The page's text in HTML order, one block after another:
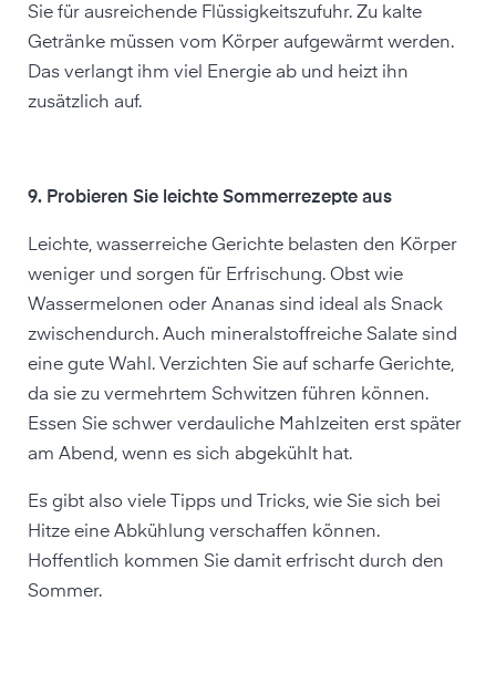
Sie für ausreichende Flüssigkeitszufuhr. Zu kalte
Getränke müssen vom Körper aufgewärmt werden.
Das verlangt ihm viel Energie ab und heizt ihn
zusätzlich auf.
9. Probieren Sie leichte Sommerrezepte aus
Leichte, wasserreiche Gerichte belasten den Körper
weniger und sorgen für Erfrischung. Obst wie
Wassermelonen oder Ananas sind ideal als Snack
zwischendurch. Auch mineralstoffreiche Salate sind
eine gute Wahl. Verzichten Sie auf scharfe Gerichte,
da sie zu vermehrtem Schwitzen führen können.
Essen Sie schwer verdauliche Mahlzeiten erst später
am Abend, wenn es sich abgekühlt hat.
Es gibt also viele Tipps und Tricks, wie Sie sich bei
Hitze eine Abkühlung verschaffen können.
Hoffentlich kommen Sie damit erfrischt durch den
Sommer.